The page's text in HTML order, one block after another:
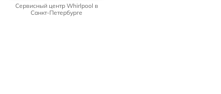
Сервисный центр Whirlpool в
Санкт-Петербурге